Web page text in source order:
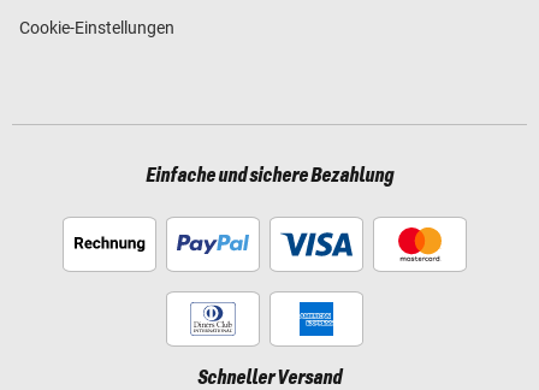
Cookie-Einstellungen
Einfache und sichere Bezahlung
Schneller Versand